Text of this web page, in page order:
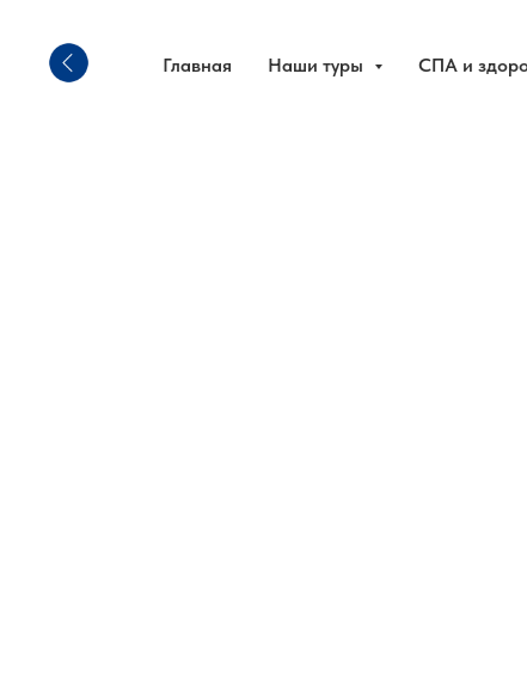
Главная Наши туры СПА и